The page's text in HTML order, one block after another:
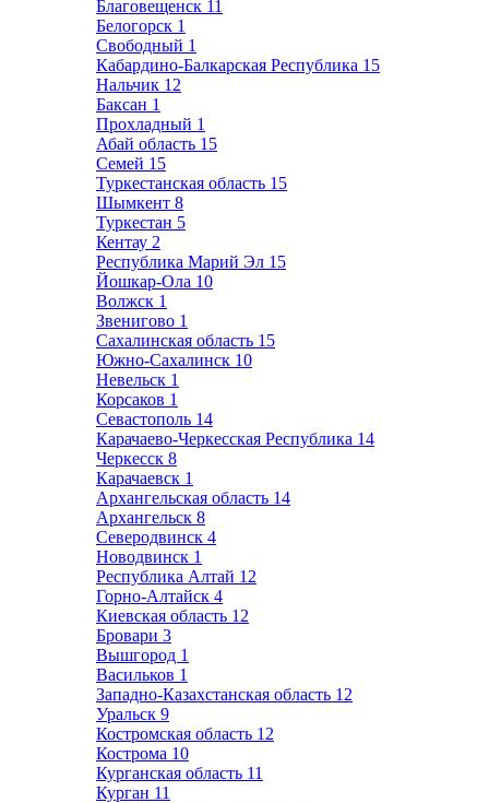
Благовещенск 11
Белогорск 1
Свободный 1
Кабардино-Балкарская Республика 15
Нальчик 12
Баксан 1
Прохладный 1
Абай область 15
Семей 15
Туркестанская область 15
Шымкент 8
Туркестан 5
Кентау 2
Республика Марий Эл 15
Йошкар-Ола 10
Волжск 1
Звенигово 1
Сахалинская область 15
Южно-Сахалинск 10
Невельск 1
Корсаков 1
Севастополь 14
Карачаево-Черкесская Республика 14
Черкесск 8
Карачаевск 1
Архангельская область 14
Архангельск 8
Северодвинск 4
Новодвинск 1
Республика Алтай 12
Горно-Алтайск 4
Киевская область 12
Бровари 3
Вышгород 1
Васильков 1
Западно-Казахстанская область 12
Уральск 9
Костромская область 12
Кострома 10
Курганская область 11
Курган 11